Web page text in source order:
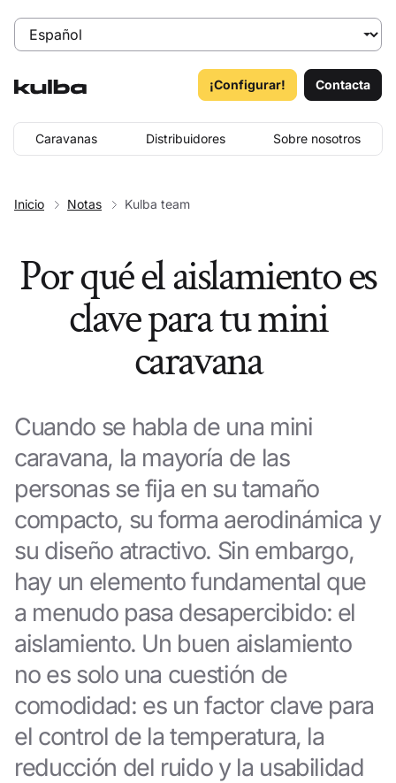
Caravanas Distribuidores Sobre nosotros
¡Configurar! Contacta
Inicio Notas Kulba team
Por qué el aislamiento es
clave para tu mini
caravana
Cuando se habla de una mini
caravana, la mayoría de las
personas se fija en su tamaño
compacto, su forma aerodinámica y
su diseño atractivo. Sin embargo,
hay un elemento fundamental que
a menudo pasa desapercibido: el
aislamiento. Un buen aislamiento
no es solo una cuestión de
comodidad: es un factor clave para
el control de la temperatura, la
reducción del ruido y la usabilidad